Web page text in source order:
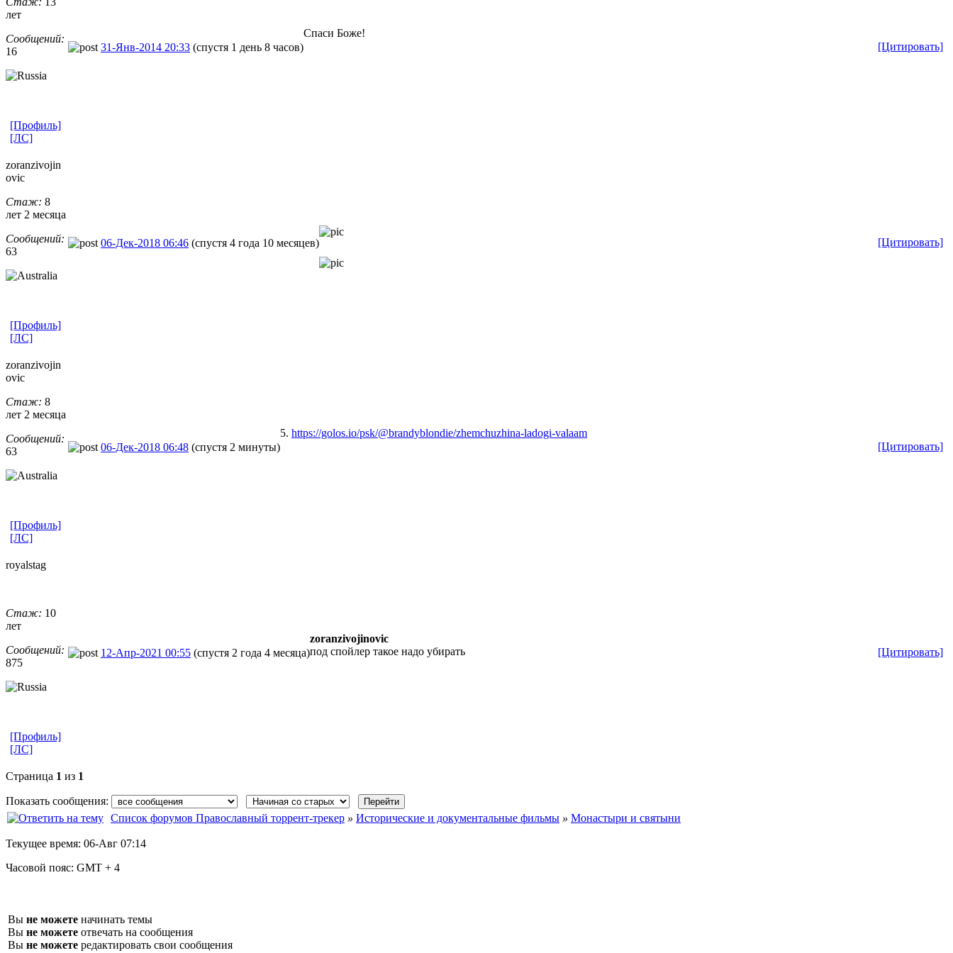
лет
Сообщений:
16
31-Янв-2014 20:33 (спустя 1 день 8 часов) [Цитировать]
Спаси Боже!
[Профиль]
[ЛС]
zoranzivojin
ovic
Стаж: 8
лет 2 месяца
Сообщений:
63
06-Дек-2018 06:46 (спустя 4 года 10 месяцев) [Цитировать]
[Профиль]
[ЛС]
zoranzivojin
ovic
Стаж: 8
лет 2 месяца
Сообщений:
63
06-Дек-2018 06:48 (спустя 2 минуты) [Цитировать]
5. https://golos.io/psk/@brandyblondie/zhemchuzhina-ladogi-valaam
[Профиль]
[ЛС]
royalstag
Стаж: 10
лет
Сообщений:
875
12-Апр-2021 00:55 (спустя 2 года 4 месяца) [Цитировать]
zoranzivojinovic
под спойлер такое надо убирать
[Профиль]
[ЛС]
Страница 1 из 1
Показать сообщения:
Список форумов Православный торрент-трекер » Исторические и документальные фильмы » Монастыри и святыни
Текущее время: 06-Авг 07:14
Часовой пояс: GMT + 4
Вы не можете начинать темы
Вы не можете отвечать на сообщения
Вы не можете редактировать свои сообщения